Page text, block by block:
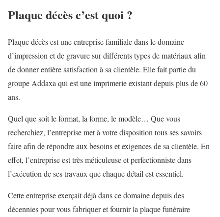
Plaque décès c’est quoi ?
Plaque décès est une entreprise familiale dans le domaine
d’impression et de gravure sur différents types de matériaux afin
de donner entière satisfaction à sa clientèle. Elle fait partie du
groupe Addaxa qui est une imprimerie existant depuis plus de 60
ans.
Quel que soit le format, la forme, le modèle… Que vous
recherchiez, l’entreprise met à votre disposition tous ses savoirs
faire afin de répondre aux besoins et exigences de sa clientèle. En
effet, l’entreprise est très méticuleuse et perfectionniste dans
l’exécution de ses travaux que chaque détail est essentiel.
Cette entreprise exerçait déjà dans ce domaine depuis des
décennies pour vous fabriquer et fournir la plaque funéraire